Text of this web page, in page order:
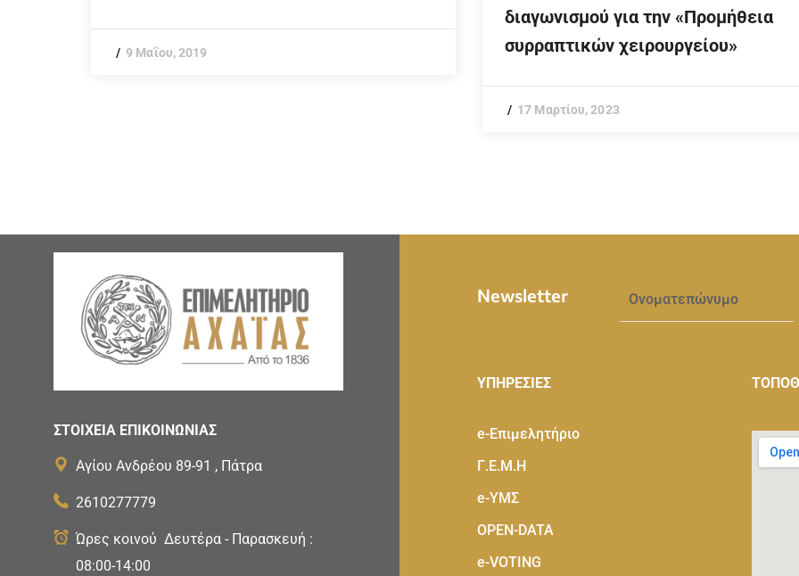
9 Μαΐου, 2019
διαγωνισμού για την «Προμήθεια
συρραπτικών χειρουργείου»
17 Μαρτίου, 2023
ΣΤΟΙΧΕΙΑ ΕΠΙΚΟΙΝΩΝΙΑΣ
Αγίου Ανδρέου 89-91 , Πάτρα
2610277779
Ώρες κοινού Δευτέρα - Παρασκευή :
08:00-14:00
Newsletter
ΥΠΗΡΕΣΙΕΣ
e-Eπιμελητήριο
Γ.Ε.Μ.Η
e-ΥΜΣ
OPEN-DATA
e-VOTING